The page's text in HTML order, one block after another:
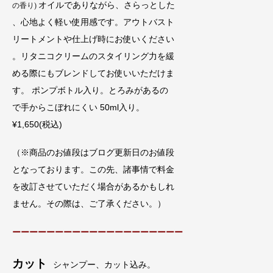
の香り) オイルでありながら、さらっとした
、心地よく軽い使用感です。アウトバスト
リートメントや仕上げ時にお使いください
。リタニコクリームのスタイリング力を緩
める際にもブレンドしてお使いいただけま
す。 ポンプボトル入り。とろみがあるの
で手からこぼれにくい 50ml入り。
¥1,650(税込)
（※商品のお値段はブログ更新日のお値段
となっております。この先、諸事情で料金
を改訂させていただく場合があるかもしれ
ません。その際は、ご了承ください。）
ーーーーーーーーーーーーーーーーーーーー
カット シャンプー、カット込み。